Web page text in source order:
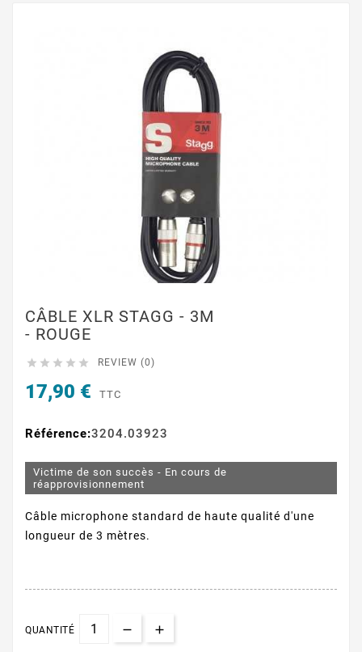
CÂBLE XLR STAGG - 3M
- ROUGE
     REVIEW (0)
17,90 € TTC
Référence:3204.03923
Victime de son succès - En cours de
réapprovisionnement
Câble microphone standard de haute qualité d'une
longueur de 3 mètres.
QUANTITÉ